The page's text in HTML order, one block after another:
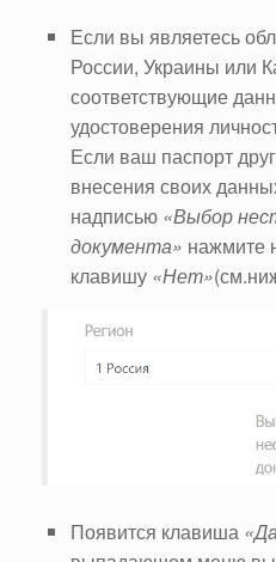
Если вы являетесь
России, Украины или
соответствующие
удостоверения
Если ваш паспорт
внесения своих
надписью «Выбор
документа» нажмите
клавишу «Нет»
Появится клавиша